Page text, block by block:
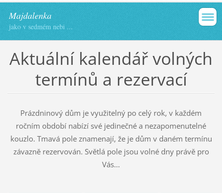
Majdalenka
jako v sedmém nebi ...
Aktuální kalendář volných
termínů a rezervací
Prázdninový dům je využitelný po celý rok, v každém
ročním období nabízí své jedinečné a nezapomenutelné
kouzlo. Tmavá pole znamenají, že je dům v daném termínu
závazně rezervován. Světlá pole jsou volné dny právě pro
Vás...